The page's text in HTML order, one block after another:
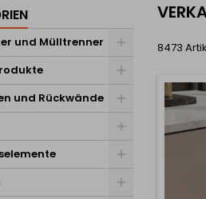
und Mülltrenner
und Rückwände
8473